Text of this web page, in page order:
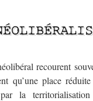
recourent
qu’une place
la